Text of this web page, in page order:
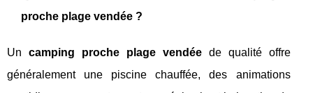
proche plage vendée ?
Un camping proche plage vendéede qualité offre
généralement une piscine chauffée, des animations